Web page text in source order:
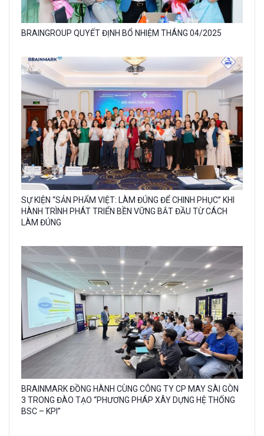
Gallery
with
caption:
BRAINGROUP QUYẾT ĐỊNH BỔ NHIỆM THÁNG 04/2025
Gallery
image
SỰ KIỆN “SẢN PHẨM VIỆT: LÀM ĐÚNG ĐỂ CHINH PHỤC” KHI
HÀNH TRÌNH PHÁT TRIỂN BỀN VỮNG BẮT ĐẦU TỪ CÁCH
LÀM ĐÚNG
Gallery
image
BRAINMARK ĐỒNG HÀNH CÙNG CÔNG TY CP MAY SÀI GÒN
3 TRONG ĐÀO TẠO “PHƯƠNG PHÁP XÂY DỰNG HỆ THỐNG
BSC – KPI”